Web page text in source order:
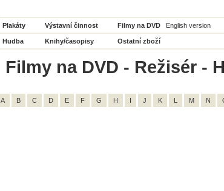
Plakáty Výstavní činnost Filmy na DVD English version
Hudba Knihy/časopisy Ostatní zboží
Filmy na DVD - Režisér -
A B C D E F G H I J K L M N